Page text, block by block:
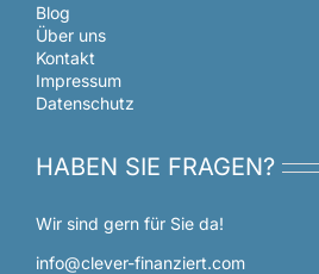
Blog
Über uns
Kontakt
Impressum
Datenschutz
HABEN SIE FRAGEN?
Wir sind gern für Sie da!
info@clever-finanziert.com